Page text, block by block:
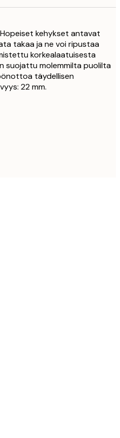
kehykset antavat
takaa ja ne voi ripustaa
korkealaatuisesta
suojattu molemmilta puolilta
täydellisen
22 mm.